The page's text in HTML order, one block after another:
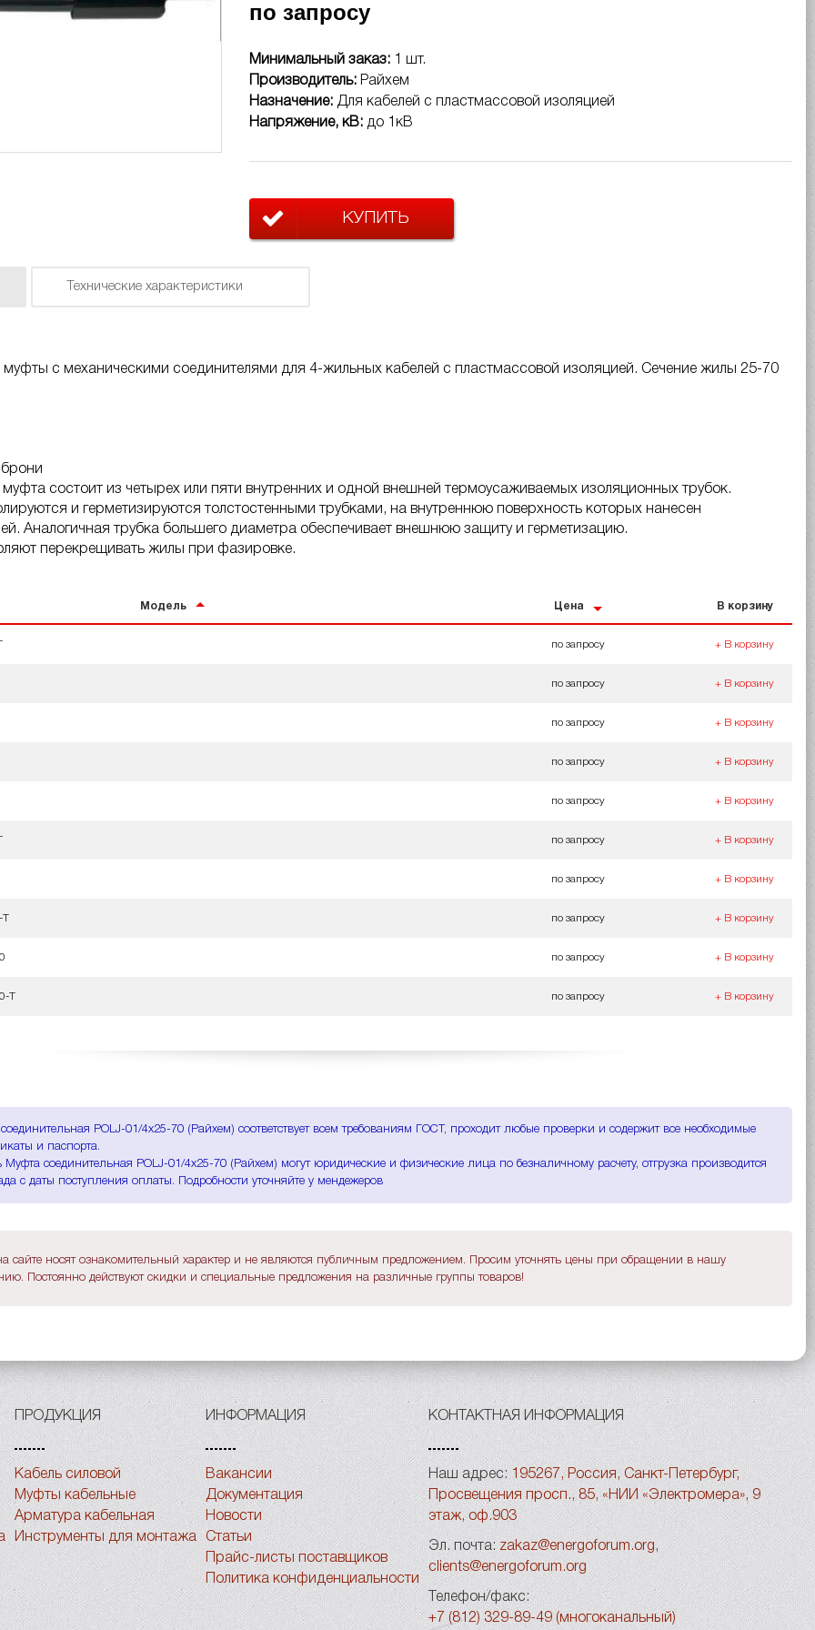
по запросу
Минимальный заказ: 1 шт.
Производитель: Райхем
Назначение: Для кабелей с пластмассовой изоляцией
Напряжение, кВ: до 1кВ
КУПИТЬ
Технические характеристики
с механическими соединителями для 4-жильных кабелей с пластмассовой изоляцией. Сечение жилы 25-70
состоит из четырех или пяти внутренних и одной внешней термоусаживаемых изоляционных трубок.
и герметизируются толстостенными трубками, на внутреннюю поверхность которых нанесен
Аналогичная трубка большего диаметра обеспечивает внешнюю защиту и герметизацию.
перекрещивать жилы при фазировке.
Модель Цена В корзину
по запросу + В корзину
по запросу + В корзину
по запросу + В корзину
по запросу + В корзину
по запросу + В корзину
по запросу + В корзину
по запросу + В корзину
T по запросу + В корзину
по запросу + В корзину
T по запросу + В корзину
POLJ-01/4x25-70 (Райхем) соответствует всем требованиям ГОСТ, проходит любые проверки и содержит все необходимые
и паспорта.
Муфта соединительная POLJ-01/4x25-70 (Райхем) могут юридические и физические лица по безналичному расчету, отгрузка производится
с даты поступления оплаты. Подробности уточняйте у мендежеров
сайте носят ознакомительный характер и не являются публичным предложением. Просим уточнять цены при обращении в нашу
Постоянно действуют скидки и специальные предложения на различные группы товаров!
ПРОДУКЦИЯ
Кабель силовой
Муфты кабельные
Арматура кабельная
Инструменты для монтажа
ИНФОРМАЦИЯ
Вакансии
Документация
Новости
Статьи
Прайс-листы поставщиков
Политика конфиденциальности
КОНТАКТНАЯ ИНФОРМАЦИЯ
Наш адрес: 195267, Россия, Санкт-Петербург,
Просвещения просп., 85, «НИИ «Электромера», 9
этаж, оф.903
Эл. почта: zakaz@energoforum.org ,
clients@energoforum.org
Телефон/факс:
+7 (812) 329-89-49 (многоканальный)